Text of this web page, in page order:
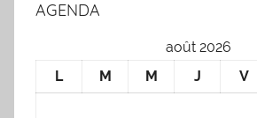
AGENDA
août 2026
L
M M J V